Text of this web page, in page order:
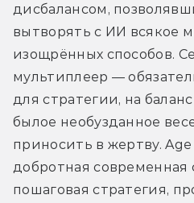
дисбалансом,
вытворять с ИИ всякое
изощрённых способов.
мультиплеер —
для стратегии, на
былое необузданное
приносить в жертву.
добротная современная
пошаговая стратегия,